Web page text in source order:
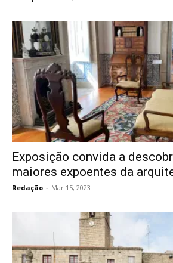
Exposição convida a
maiores expoentes da
Redação - Mar 15, 2023